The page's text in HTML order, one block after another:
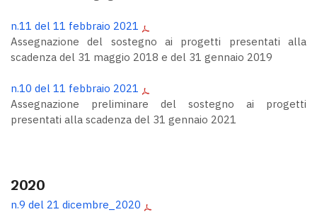
n.11 del 11 febbraio 2021
Assegnazione del sostegno ai progetti presentati alla
scadenza del 31 maggio 2018 e del 31 gennaio 2019
n.10 del 11 febbraio 2021
Assegnazione preliminare del sostegno ai progetti
presentati alla scadenza del 31 gennaio 2021
2020
n.9 del 21 dicembre_2020